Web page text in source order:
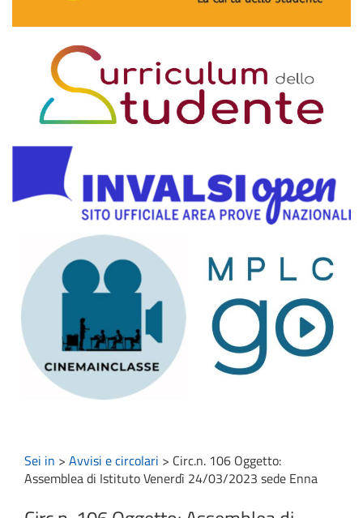
Sei in > Avvisi e circolari > Circ.n. 106 Oggetto:
Assemblea di Istituto Venerdì 24/03/2023 sede Enna